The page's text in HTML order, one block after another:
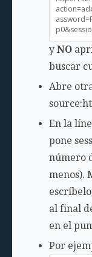
y NO
buscar
Abre
En la
pone
número
menos).
al final
en el
Por